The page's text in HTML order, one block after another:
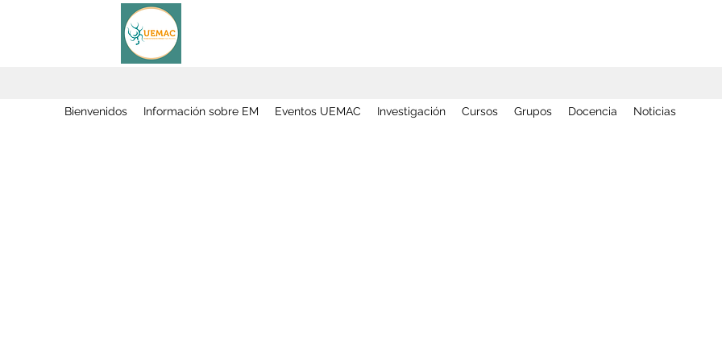
Bienvenidos Información sobre EM Eventos UEMAC Investigación Cursos Grupos Docencia Noticias